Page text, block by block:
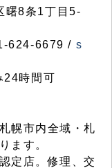
8条1丁目5-
624-6679 / s
時間可
幌市内全域・札
ます。
定店。修理、交